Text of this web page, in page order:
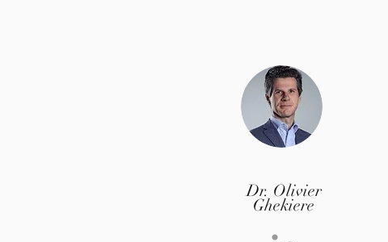
Dr. Olivier
Ghekiere